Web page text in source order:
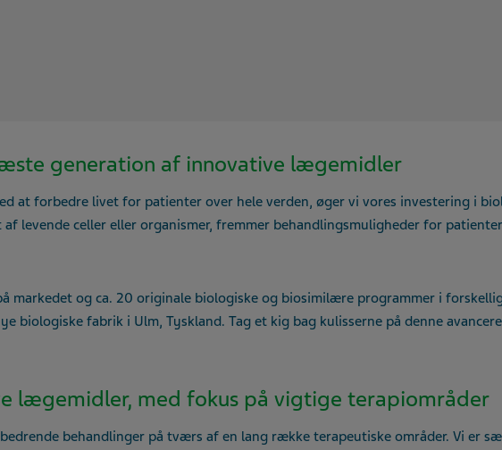
generation af innovative lægemidler
at forbedre livet for patienter over hele verden, øger vi vores investering i
levende celler eller organismer, fremmer behandlingsmuligheder for
markedet og ca. 20 originale biologiske og biosimilære programmer i
biologiske fabrik i Ulm, Tyskland. Tag et kig bag kulisserne på denne
lægemidler, med fokus på vigtige terapiområder
behandlinger på tværs af en lang række terapeutiske områder. Vi er